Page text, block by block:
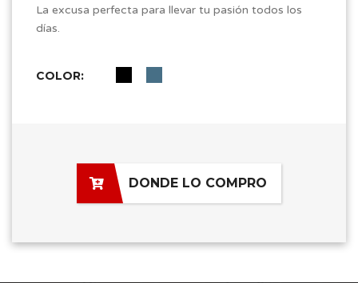
La excusa perfecta para llevar tu pasión todos los
días.
COLOR:
DONDE LO COMPRO